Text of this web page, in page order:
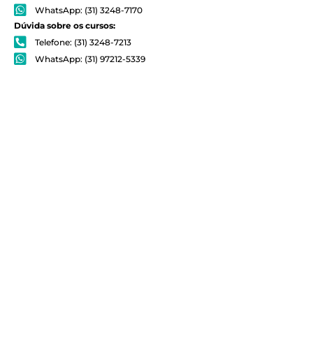
WhatsApp: (31) 3248-7170
Dúvida sobre os cursos:
Telefone: (31) 3248-7213
WhatsApp: (31) 97212-5339